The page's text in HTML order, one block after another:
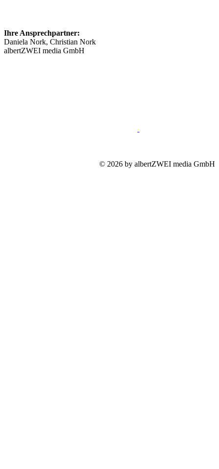
Ihre Ansprechpartner:
Daniela Nork, Christian Nork
albertZWEI media GmbH
© 2026 by albertZWEI media GmbH